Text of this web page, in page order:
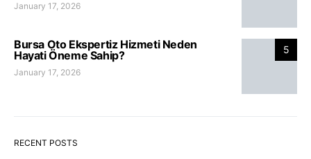
January 17, 2026
5
Bursa Oto Ekspertiz Hizmeti Neden
Hayati Öneme Sahip?
January 17, 2026
RECENT POSTS